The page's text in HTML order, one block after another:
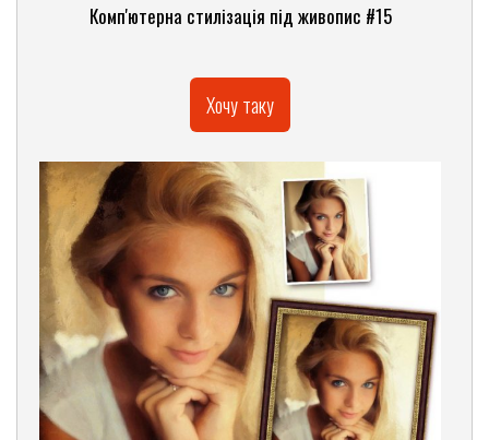
Комп'ютерна стилізація під живопис #15
Хочу таку